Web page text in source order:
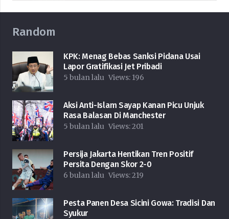
Random
KPK: Menag Bebas Sanksi Pidana Usai
Lapor Gratifikasi Jet Pribadi
5 bulan lalu Views: 196
Aksi Anti-Islam Sayap Kanan Picu Unjuk
Rasa Balasan Di Manchester
5 bulan lalu Views:201
Persija Jakarta Hentikan Tren Positif
Persita Dengan Skor 2-0
6 bulan lalu Views:219
Pesta Panen Desa Sicini Gowa: Tradisi Dan
Syukur